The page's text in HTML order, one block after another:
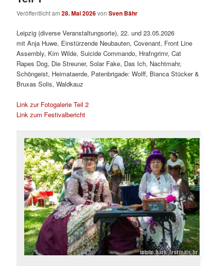
Veröffentlicht am28. Mai 2026vonSven Bähr
Leipzig (diverse Veranstaltungsorte), 22. und 23.05.2026
mit Anja Huwe, Einstürzende Neubauten, Covenant, Front Line
Assembly, Kim Wilde, Suicide Commando, Hrafngrimr, Cat
Rapes Dog, Die Streuner, Solar Fake, Das Ich, Nachtmahr,
Schöngeist, Heimataerde, Patenbrigade: Wolff, Bianca Stücker &
Bruxas Solis, Waldkauz
Link zur Fotogalerie Teil 2
Link zum Festivalbericht